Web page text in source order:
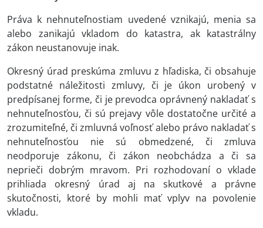
Práva k nehnuteľnostiam uvedené vznikajú, menia sa
alebo zanikajú vkladom do katastra, ak katastrálny
zákon neustanovuje inak.
Okresný úrad preskúma zmluvu z hľadiska, či obsahuje
podstatné náležitosti zmluvy, či je úkon urobený v
predpísanej forme, či je prevodca oprávnený nakladať s
nehnuteľnosťou, či sú prejavy vôle dostatočne určité a
zrozumiteľné, či zmluvná voľnosť alebo právo nakladať s
nehnuteľnosťou nie sú obmedzené, či zmluva
neodporuje zákonu, či zákon neobchádza a či sa
neprieči dobrým mravom. Pri rozhodovaní o vklade
prihliada okresný úrad aj na skutkové a právne
skutočnosti, ktoré by mohli mať vplyv na povolenie
vkladu.